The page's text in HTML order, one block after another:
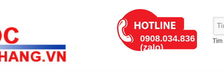
Tìm
0908.034.836
(zalo)